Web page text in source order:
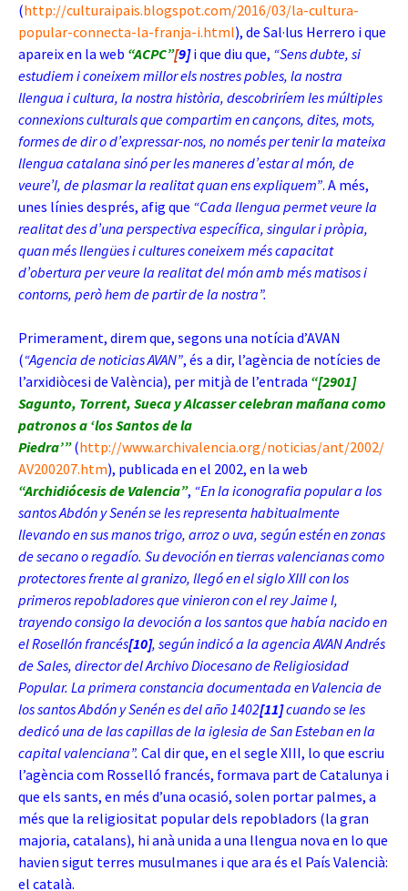
(http://culturaipais.blogspot.com/2016/03/la-cultura-
popular-connecta-la-franja-i.html), de Sal·lus Herrero i que
apareix en la web “ACPC”[9]i que diu que, “Sens dubte, si
estudiem i coneixem millor els nostres pobles, la nostra
llengua i cultura, la nostra història, descobriríem les múltiples
connexions culturals que compartim en cançons, dites, mots,
formes de dir o d’expressar-nos, no només per tenir la mateixa
llengua catalana sinó per les maneres d’estar al món, de
veure’l, de plasmar la realitat quan ens expliquem”. A més,
unes línies després, afig que “Cada llengua permet veure la
realitat des d’una perspectiva específica, singular i pròpia,
quan més llengües i cultures coneixem més capacitat
d’obertura per veure la realitat del món amb més matisos i
contorns, però hem de partir de la nostra”.
Primerament, direm que, segons una notícia d’AVAN
(“Agencia de noticias AVAN”, és a dir, l’agència de notícies de
l’arxidiòcesi de València), per mitjà de l’entrada “[2901]
Sagunto, Torrent, Sueca y Alcasser celebran mañana como
patronos a ‘los Santos de la
Piedra’”(http://www.archivalencia.org/noticias/ant/2002/
AV200207.htm), publicada en el 2002, en la web
“Archidiócesis de Valencia”, “En la iconografia popular a los
santos Abdón y Senén se les representa habitualmente
llevando en sus manos trigo, arroz o uva, según estén en zonas
de secano o regadío. Su devoción en tierras valencianas como
protectores frente al granizo, llegó en el siglo XIII con los
primeros repobladores que vinieron con el rey Jaime I,
trayendo consigo la devoción a los santos que había nacido en
el Rosellón francés[10], según indicó a la agencia AVAN Andrés
de Sales, director del Archivo Diocesano de Religiosidad
Popular. La primera constancia documentada en Valencia de
los santos Abdón y Senén es del año 1402[11]cuando se les
dedicó una de las capillas de la iglesia de San Esteban en la
capital valenciana”. Cal dir que, en el segle XIII, lo que escriu
l’agència com Rosselló francés, formava part de Catalunya i
que els sants, en més d’una ocasió, solen portar palmes, a
més que la religiositat popular dels repobladors (la gran
majoria, catalans), hi anà unida a una llengua nova en lo que
havien sigut terres musulmanes i que ara és el País Valencià:
el català.